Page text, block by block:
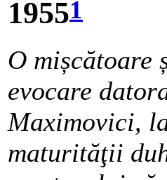
19551
O mișcătoare
evocare
Maximovici,
maturităţii